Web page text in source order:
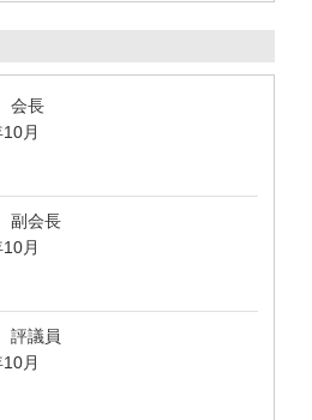
会長
月
副会長
月
評議員
月